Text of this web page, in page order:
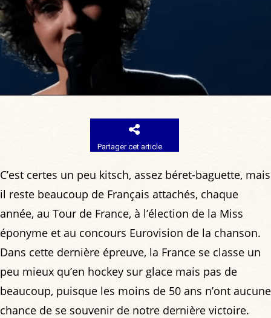
Partager cet article
C’est certes un peu kitsch, assez béret-baguette, mais
il reste beaucoup de Français attachés, chaque
année, au Tour de France, à l’élection de la Miss
éponyme et au concours Eurovision de la chanson.
Dans cette dernière épreuve, la France se classe un
peu mieux qu’en hockey sur glace mais pas de
beaucoup, puisque les moins de 50 ans n’ont aucune
chance de se souvenir de notre dernière victoire.